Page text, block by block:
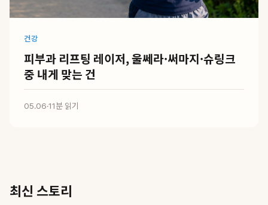
건강
피부과 리프팅 레이저, 울쎄라·써마지·슈링크
중 내게 맞는 건
05.06·11분 읽기
최신 스토리